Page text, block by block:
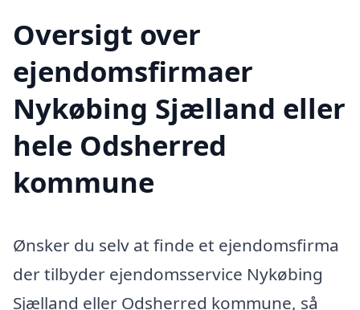
Oversigt over
ejendomsfirmaer
Nykøbing Sjælland eller
hele Odsherred
kommune
Ønsker du selv at finde et ejendomsfirma
der tilbyder ejendomsservice Nykøbing
Sjælland eller Odsherred kommune, så